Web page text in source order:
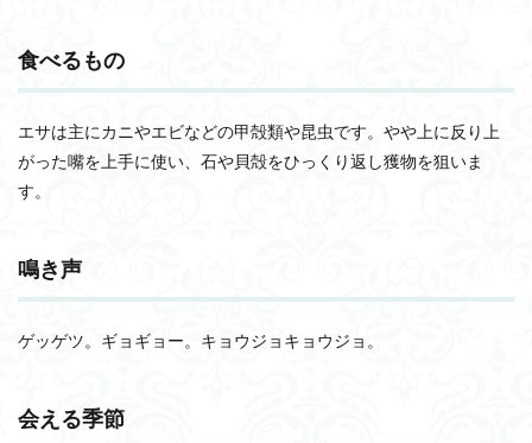
1.5
る場
所
名前
3
食べるもの
エサは主にカニやエビなどの甲殻類や昆虫です。やや上に反り上
がった嘴を上手に使い、石や貝殻をひっくり返し獲物を狙いま
す。
鳴き声
ゲッゲツ。ギョギョー。キョウジョキョウジョ。
会える季節